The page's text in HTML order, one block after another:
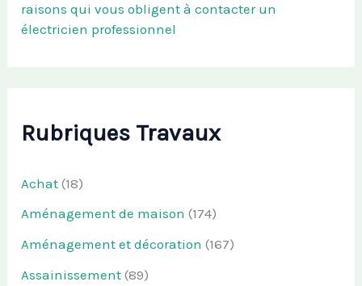
raisons qui vous obligent à contacter un
électricien professionnel
Rubriques Travaux
Achat (18)
Aménagement de maison (174)
Aménagement et décoration (167)
Assainissement (89)